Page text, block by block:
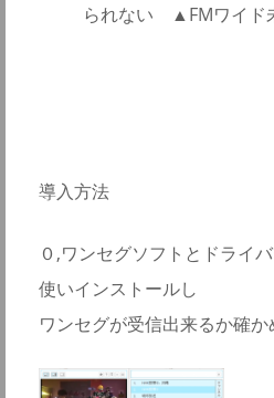
られない ▲FMワイド
導入方法
０,ワンセグソフトとドライ
使いインストールし
ワンセグが受信出来るか確か